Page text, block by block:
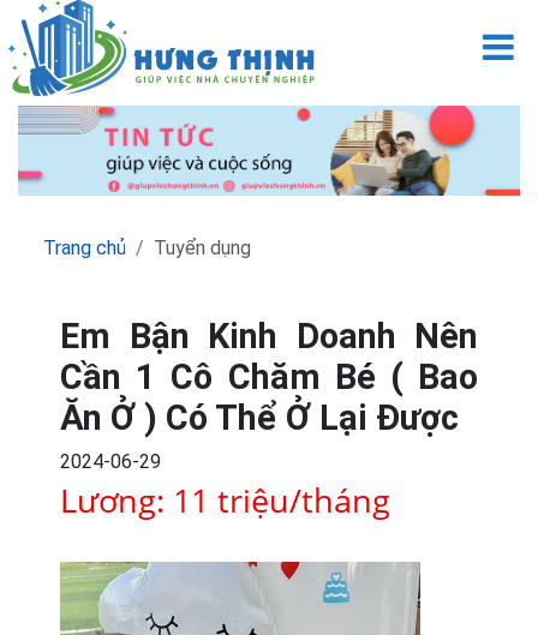
Trang chủ Tuyển dụng
Em Bận Kinh Doanh Nên
Cần 1 Cô Chăm Bé ( Bao
Ăn Ở ) Có Thể Ở Lại Được
2024-06-29
Lương: 11 triệu/tháng